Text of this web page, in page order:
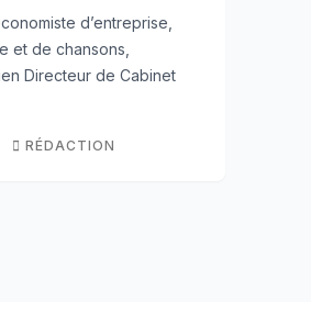
d’entreprise,
et de chansons,
Directeur de Cabinet
RÉDACTION